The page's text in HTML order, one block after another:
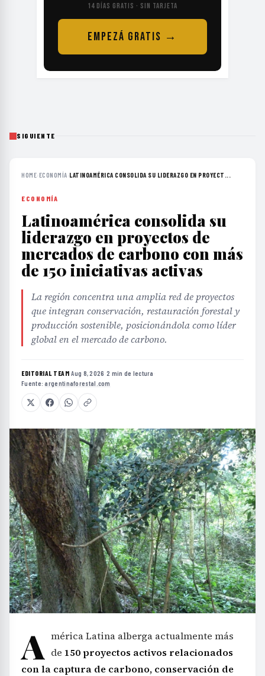
14 DÍAS GRATIS · SIN TARJETA
EMPEZÁ GRATIS →
SIGUIENTE
HOME›ECONOMÍA›LATINOAMÉRICA CONSOLIDA SU LIDERAZGO EN PROYECT...
ECONOMÍA
Latinoamérica consolida su
liderazgo en proyectos de
mercados de carbono con más
de 150 iniciativas activas
La región concentra una amplia red de proyectos
que integran conservación, restauración forestal y
producción sostenible, posicionándola como líder
global en el mercado de carbono.
EDITORIAL TEAM·Aug 8, 2026 ·2 min de lectura ·
Fuente:argentinaforestal.com
A mérica Latina alberga actualmente más
de 150 proyectos activos relacionados
con la captura de carbono, conservación de